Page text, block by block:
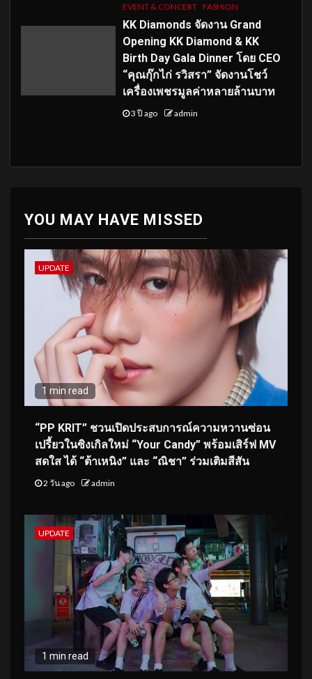
EVENT & CONCERT FASHION
KK Diamonds จัดงาน Grand
Opening KK Diamond & KK
Birth Day Gala Dinner โดย CEO
“คุณกุ๊กไก่ รวิสรา” จัดงานโชว์
เครื่องเพชรมูลค่าหลายล้านบาท
3 ปี ago admin
YOU MAY HAVE MISSED
UPDATE
1 min read
“PP KRIT” ชวนเปิดประสบการณ์ความหวานซ่อน
เปรี้ยวในซิงเกิลใหม่ “Your Candy” พร้อมเสิร์ฟ MV
สดใส ได้ “ต้าเหนิง” และ “ณิชา” ร่วมเติมสีสัน
2 วัน ago admin
UPDATE
1 min read